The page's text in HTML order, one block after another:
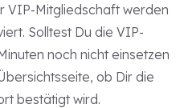
VIP-Mitgliedschaft werden
Solltest Du die VIP-
noch nicht einsetzen
ob Dir die
bestätigt wird.